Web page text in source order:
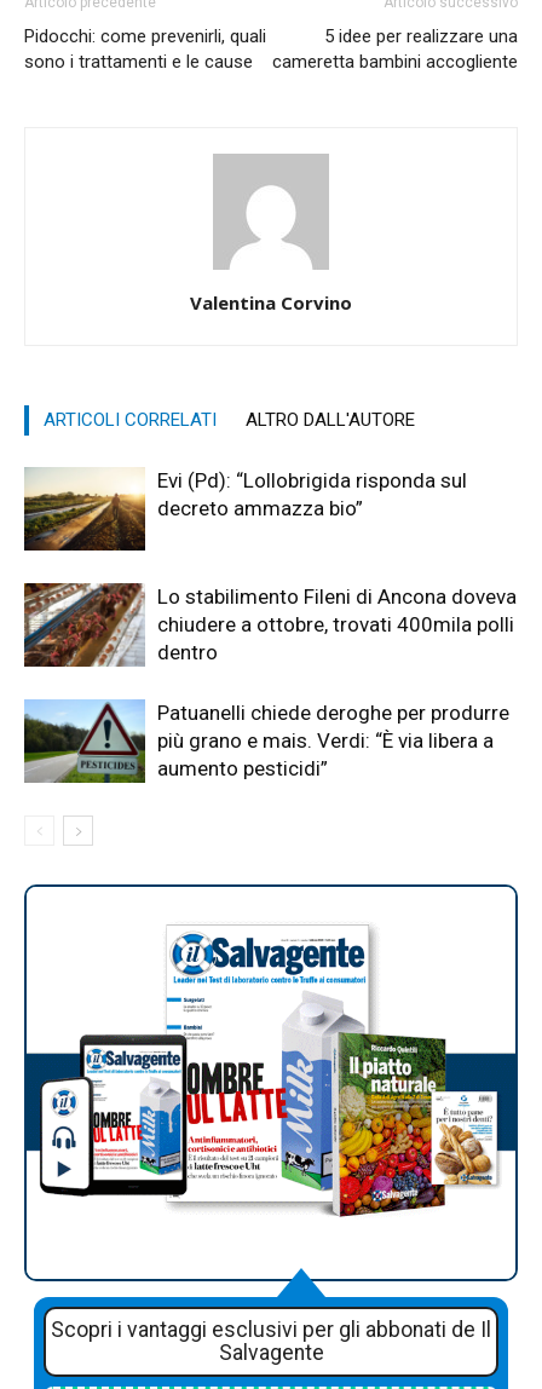
Pidocchi: come prevenirli, quali
sono i trattamenti e le cause
5 idee per realizzare una
cameretta bambini accogliente
Valentina Corvino
ARTICOLI CORRELATI ALTRO DALL'AUTORE
Evi (Pd): “Lollobrigida risponda sul
decreto ammazza bio”
Lo stabilimento Fileni di Ancona doveva
chiudere a ottobre, trovati 400mila polli
dentro
Patuanelli chiede deroghe per produrre
più grano e mais. Verdi: “È via libera a
aumento pesticidi”
Scopri i vantaggi esclusivi per gli abbonati de Il
Salvagente